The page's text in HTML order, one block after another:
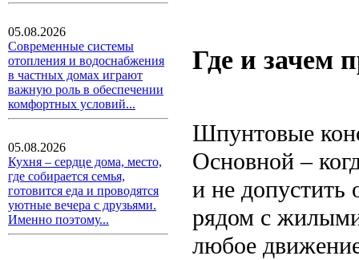
05.08.2026
Современные системы
отопления и водоснабжения
в частных домах играют
важную роль в обеспечении
комфортных условий...
05.08.2026
Кухня – сердце дома, место,
где собирается семья,
готовится еда и проводятся
уютные вечера с друзьями.
Именно поэтому...
Где и зачем
Шпунтовые
Основной –
и не допустить
рядом с
любое